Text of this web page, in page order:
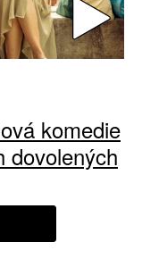
komedie
dovolených